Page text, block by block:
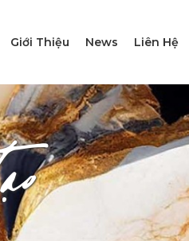
Giới Thiệu News Liên Hệ